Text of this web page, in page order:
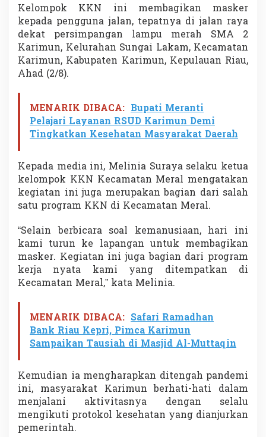
C
o
v
i
d
-
Kelompok KKN ini membagikan masker
kepada pengguna jalan, tepatnya di jalan raya
dekat persimpangan lampu merah SMA 2
Karimun, Kelurahan Sungai Lakam, Kecamatan
Karimun, Kabupaten Karimun, Kepulauan Riau,
Ahad (2/8).
MENARIK DIBACA: Bupati Meranti
Pelajari Layanan RSUD Karimun Demi
Tingkatkan Kesehatan Masyarakat Daerah
Kepada media ini, Melinia Suraya selaku ketua
kelompok KKN Kecamatan Meral mengatakan
kegiatan ini juga merupakan bagian dari salah
satu program KKN di Kecamatan Meral.
“Selain berbicara soal kemanusiaan, hari ini
kami turun ke lapangan untuk membagikan
masker. Kegiatan ini juga bagian dari program
kerja nyata kami yang ditempatkan di
Kecamatan Meral,” kata Melinia.
MENARIK DIBACA: Safari Ramadhan
Bank Riau Kepri, Pimca Karimun
Sampaikan Tausiah di Masjid Al-Muttaqin
Kemudian ia mengharapkan ditengah pandemi
ini, masyarakat Karimun berhati-hati dalam
menjalani aktivitasnya dengan selalu
mengikuti protokol kesehatan yang dianjurkan
pemerintah.